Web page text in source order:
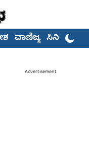
ವಾಣಿಜ್ಯ ಸಿನಿಮಾ
Advertisement